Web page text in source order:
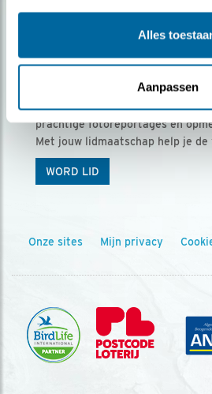
Alles
Aanpassen
Ontvang 5 x Vogels voor
Vogels is het tijdschrift voor
prachtige fotoreportages en
Met jouw lidmaatschap help je de
WORD LID
Onze sites Mijn privacy